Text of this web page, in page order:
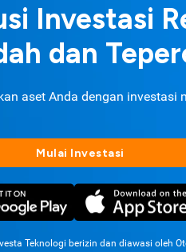
Investasi
dan
aset Anda dengan investasi
Mulai Investasi
Teknologi berizin dan diawasi oleh